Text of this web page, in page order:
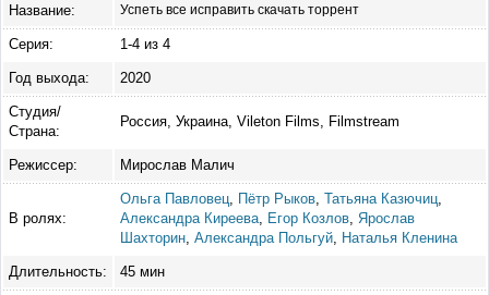
Название: Успеть все исправить скачать торрент
Серия: 1-4 из 4
Год выхода: 2020
Студия/
Страна:
Россия, Украина, Vileton Films, Filmstream
Режиссер: Мирослав Малич
В ролях:
Ольга Павловец Пётр Рыков Татьяна Казючиц
Александра Киреева
Егор Козлов Ярослав
Шахторин Александра Польгуй Наталья Кленина
Длительность: 45 мин